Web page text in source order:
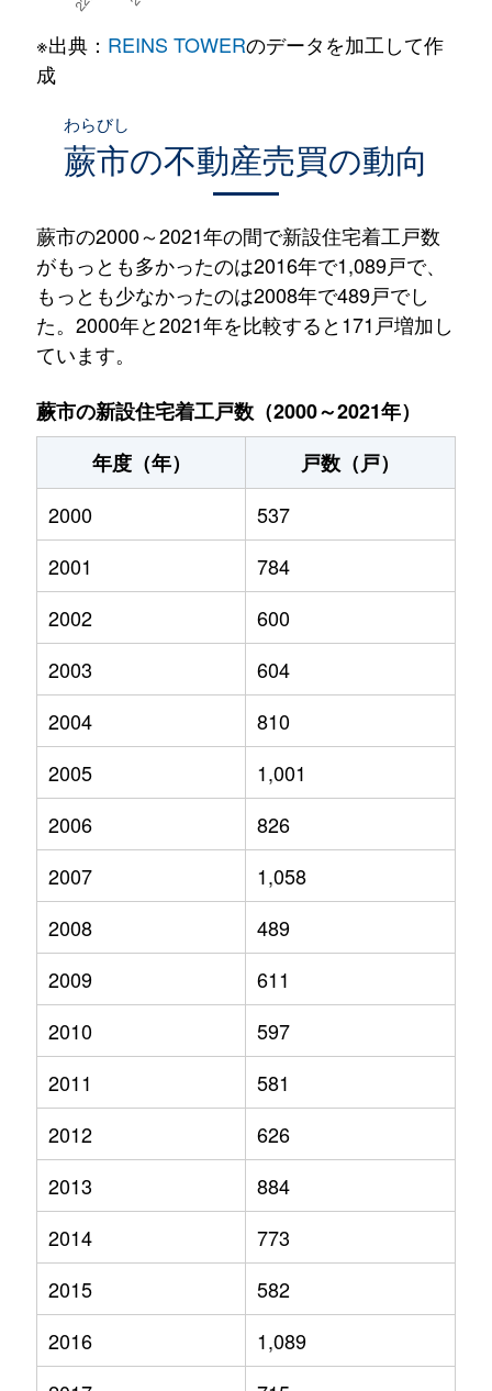
※出典： REINS TOWERのデータを加工して作
成
蕨市
わらびし
の不動産売買の動向
蕨市の2000～2021年の間で新設住宅着工戸数
がもっとも多かったのは2016年で1,089戸で、
もっとも少なかったのは2008年で489戸でし
た。2000年と2021年を比較すると171戸増加し
ています。
蕨市の新設住宅着工戸数（2000～2021年）
年度（年）
戸数（戸）
2000
537
2001
784
2002
600
2003
604
2004
810
2005
1,001
2006
826
2007
1,058
2008
489
2009
611
2010
597
2011
581
2012
626
2013
884
2014
773
2015
582
2016
1,089